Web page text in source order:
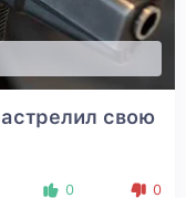
свою
0 0